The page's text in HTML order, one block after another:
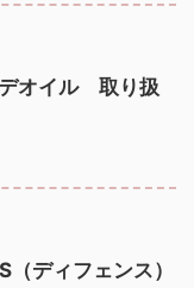
オイル 取り扱
（ディフェンス）